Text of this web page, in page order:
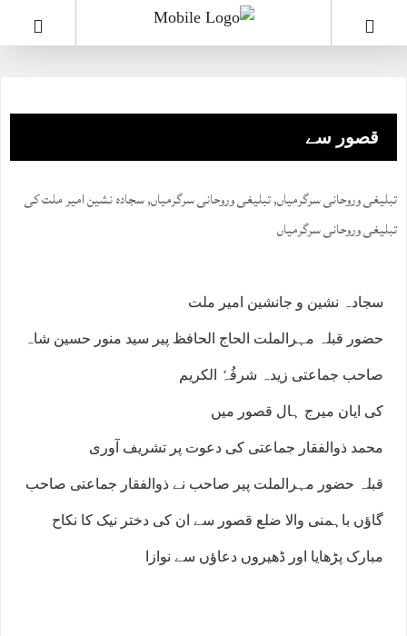
قصور سے
تبلیغی وروحانی سرگرمیاں,تبلیغی وروحانی سرگرمیاں,سجادہ نشین امیر ملت کی
تبلیغی وروحانی سرگرمیاں
سجادہ نشین و جانشین امیر ملت
حضور قبلہ مہرالملت الحاج الحافظ پیر سید منور حسین شاہ
صاحب جماعتی زیدہ شرفُہٗ الکریم
کی ایان میرج ہال قصور میں
محمد ذوالفقار جماعتی کی دعوت پر تشریف آوری
قبلہ حضور مہرالملت پیر صاحب نے ذوالفقار جماعتی صاحب
گاؤں باہمنی والا ضلع قصور سے ان کی دختر نیک کا نکاح
مبارک پڑھایا اور ڈھیروں دعاؤں سے نوازا